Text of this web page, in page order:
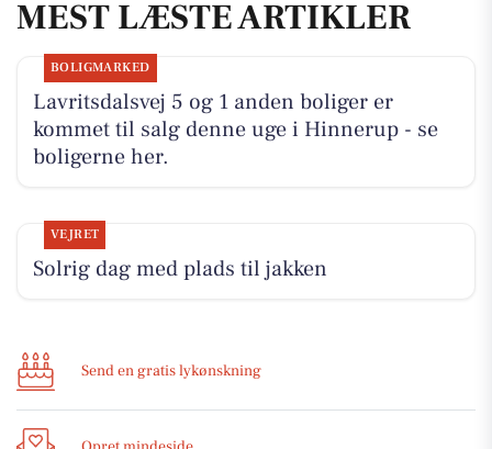
MEST LÆSTE ARTIKLER
BOLIGMARKED
Lavritsdalsvej 5 og 1 anden boliger er
kommet til salg denne uge i Hinnerup - se
boligerne her.
VEJRET
Solrig dag med plads til jakken
Send en gratis lykønskning